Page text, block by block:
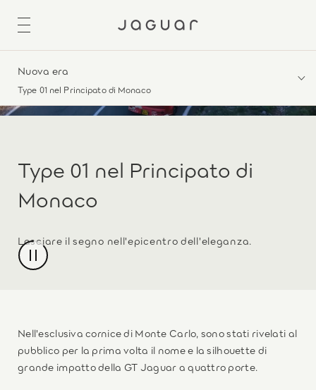
Nuova era
Type 01 nel Principato di Monaco
Type 01 nel Principato di
Monaco
Lasciare il segno nell'epicentro dell'eleganza.
Nell'esclusiva cornice di Monte Carlo, sono stati rivelati al
pubblico per la prima volta il nome e la silhouette di
grande impatto della GT Jaguar a quattro porte.